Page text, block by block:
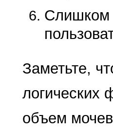
Слишком
Заметьте,
логических
объем